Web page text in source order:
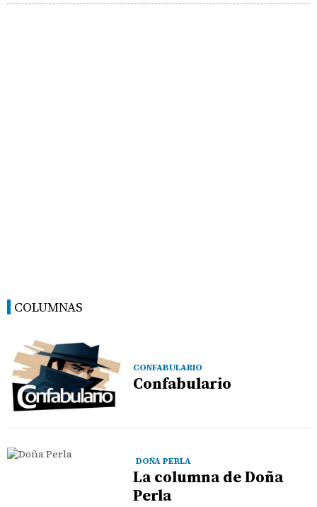
COLUMNAS
CONFABULARIO
Confabulario
DOÑA PERLA
La columna de Doña
Perla